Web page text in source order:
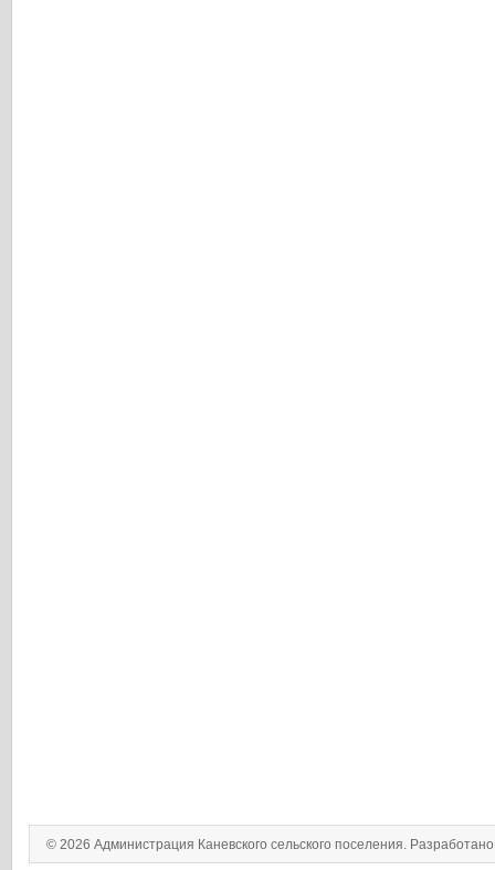
© 2026 Администрация Каневского сельского поселения.